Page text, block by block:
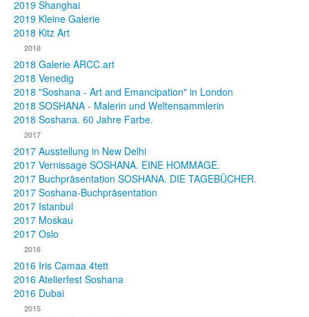
2019 Shanghai
2019 Kleine Galerie
2018 Kitz Art
2018
2018 Galerie ARCC.art
2018 Venedig
2018 "Soshana - Art and Emancipation" in London
2018 SOSHANA - Malerin und Weltensammlerin
2018 Soshana. 60 Jahre Farbe.
2017
2017 Ausstellung in New Delhi
2017 Vernissage SOSHANA. EINE HOMMAGE.
2017 Buchpräsentation SOSHANA. DIE TAGEBÜCHER.
2017 Soshana-Buchpräsentation
2017 Istanbul
2017 Moskau
2017 Oslo
2016
2016 Iris Camaa 4tett
2016 Atelierfest Soshana
2016 Dubai
2015